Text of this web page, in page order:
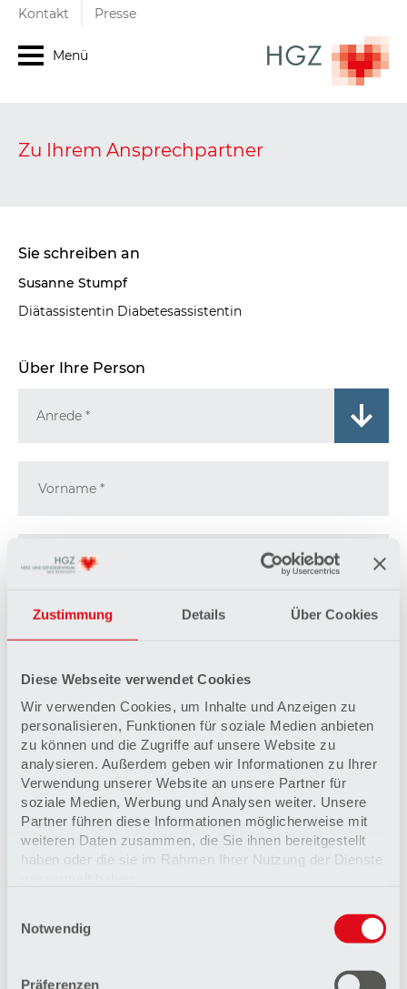
Zustimmung Details Über Cookies
Diese Webseite verwendet Cookies
Wir verwenden Cookies, um Inhalte und Anzeigen zu
personalisieren, Funktionen für soziale Medien anbieten
zu können und die Zugriffe auf unsere Website zu
analysieren. Außerdem geben wir Informationen zu Ihrer
Verwendung unserer Website an unsere Partner für
soziale Medien, Werbung und Analysen weiter. Unsere
Partner führen diese Informationen möglicherweise mit
weiteren Daten zusammen, die Sie ihnen bereitgestellt
haben oder die sie im Rahmen Ihrer Nutzung der Dienste
Impressum
Notwendig
Präferenzen
Kontakt Presse
Menü
Zu Ihrem Ansprechpartner
Sie schreiben an
Susanne Stumpf
Diätassistentin Diabetesassistentin
Über Ihre Person
Vorname *
Nachname
Ihre Nachricht an uns *
gelesen und